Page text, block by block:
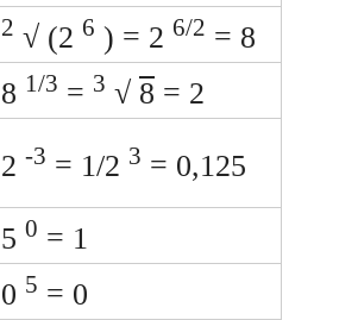
2 √ (2 6 ) = 2 6/2 = 8
8 1/3 = 3 √ 8 = 2
2 -3 = 1/2 3 = 0,125
5 0 = 1
0 5 = 0